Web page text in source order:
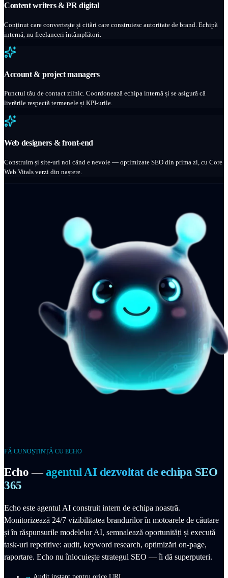
Content writers & PR digital
Conținut care convertește și citări care construiesc autoritate de brand. Echipă
internă, nu freelanceri întâmplători.
Account & project managers
Punctul tău de contact zilnic. Coordonează echipa internă și se asigură că
livrările respectă termenele și KPI-urile.
Web designers & front-end
Construim și site-uri noi când e nevoie — optimizate SEO din prima zi, cu Core
Web Vitals verzi din naștere.
FĂ CUNOȘTINȚĂ CU ECHO
Echo — agentul AI dezvoltat de echipa SEO
365
Echo este agentul AI construit intern de echipa noastră.
Monitorizează 24/7 vizibilitatea brandurilor în motoarele de căutare
și în răspunsurile modelelor AI, semnalează oportunități și execută
task-uri repetitive: audit, keyword research, optimizări on-page,
raportare. Echo nu înlocuiește strategul SEO — îi dă superputeri.